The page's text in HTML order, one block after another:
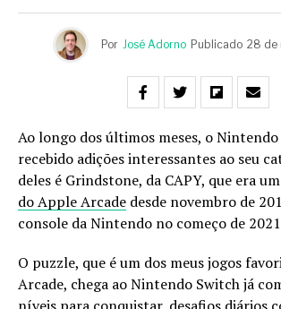
Por José Adorno Publicado 28 de
Ao longo dos últimos meses, o
recebido adições interessantes ao seu
deles é Grindstone, da CAPY, que era
do Apple Arcade desde novembro de
console da Nintendo no começo de
O puzzle, que é um dos meus jogos
Arcade, chega ao Nintendo Switch já